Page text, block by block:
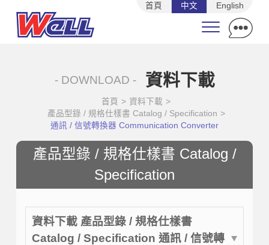
首頁 中文 English
- DOWNLOAD - 資料下載
首頁 > 資料下載 >
產品型錄 / 規格仕樣書 Catalog / Specification >
通訊 / 信號轉換器 Communication Converter
產品型錄 / 規格仕樣書 Catalog /
Specification
資料下載 產品型錄 / 規格仕樣書
Catalog / Specification 通訊 / 信號轉